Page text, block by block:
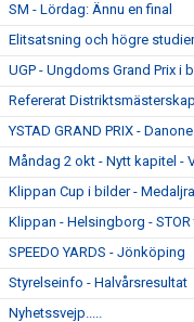
SM - Lördag: Ännu en final
Elitsatsning och högre
UGP - Ungdoms Grand Prix
Refererat Distriktsmästerskap
YSTAD GRAND PRIX -
Måndag 2 okt - Nytt kapitel -
Klippan Cup i bilder -
Klippan - Helsingborg -
SPEEDO YARDS - Jönköping
Styrelseinfo - Halvårsresultat
Nyhetssvejp.....